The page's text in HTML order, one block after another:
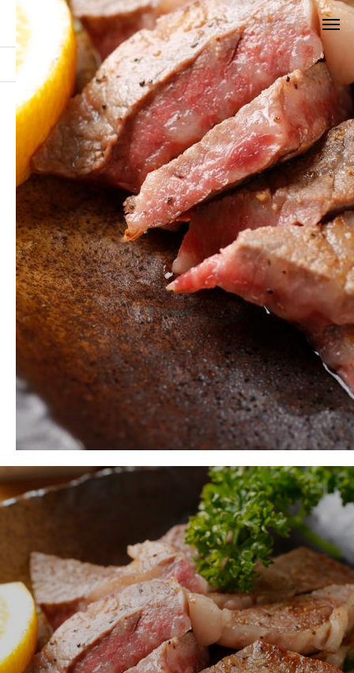
お知らせ _MG_2532
_MG_2532
2021.10.05